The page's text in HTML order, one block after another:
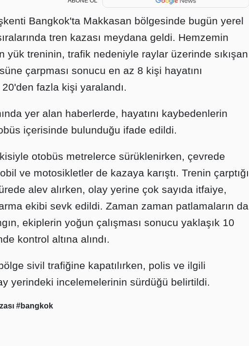
Bangkok'ta Makkasan bölgesinde bugün yerel
tren kazası meydana geldi. Hemzemin
yük treninin, trafik nedeniyle raylar üzerinde sıkışan
çarpması sonucu en az 8 kişi hayatını
fazla kişi yaralandı.
yer alan haberlerde, hayatını kaybedenlerin
içerisinde bulunduğu ifade edildi.
otobüs metrelerce sürüklenirken, çevrede
ve motosikletler de kazaya karıştı. Trenin çarptığı
alev alırken, olay yerine çok sayıda itfaiye,
ekibi sevk edildi. Zaman zaman patlamaların da
ekiplerin yoğun çalışması sonucu yaklaşık 10
kontrol altına alındı.
sivil trafiğine kapatılırken, polis ve ilgili
yerindeki incelemelerinin sürdüğü belirtildi.
#bangkok